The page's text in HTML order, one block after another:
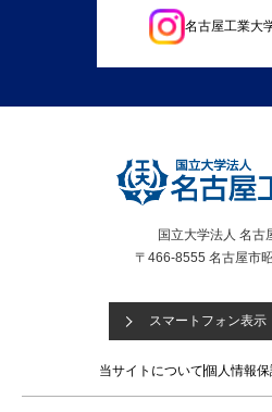
名古屋工業大
国立大学法人 名古
〒466-8555 名古屋市
スマートフォン表示
当サイトについて個人情報